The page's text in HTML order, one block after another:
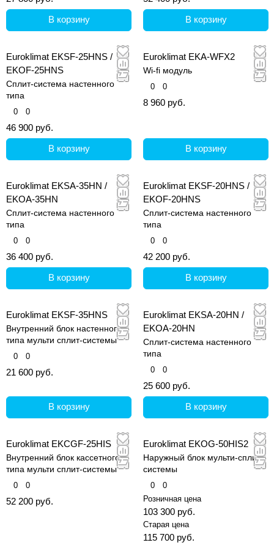
В корзину В корзину
Euroklimat EKSF-25HNS /
EKOF-25HNS
Сплит-система настенного
типа
0 0
46 900 руб.
В корзину
Euroklimat EKA-WFX2
Wi-fi модуль
0 0
8 960 руб.
В корзину
Euroklimat EKSA-35HN /
EKOA-35HN
Сплит-система настенного
типа
0 0
36 400 руб.
В корзину
Euroklimat EKSF-20HNS /
EKOF-20HNS
Сплит-система настенного
типа
0 0
42 200 руб.
В корзину
Euroklimat EKSF-35HNS
Внутренний блок настенного
типа мульти сплит-системы
0 0
21 600 руб.
В корзину
Euroklimat EKSA-20HN /
EKOA-20HN
Сплит-система настенного
типа
0 0
25 600 руб.
В корзину
Euroklimat EKCGF-25HIS
Внутренний блок кассетного
типа мульти сплит-системы
0 0
52 200 руб.
Euroklimat EKOG-50HIS2
Наружный блок мульти-сплит
системы
0
0
Розничная цена
103 300 руб.
Старая цена
115 700 руб.